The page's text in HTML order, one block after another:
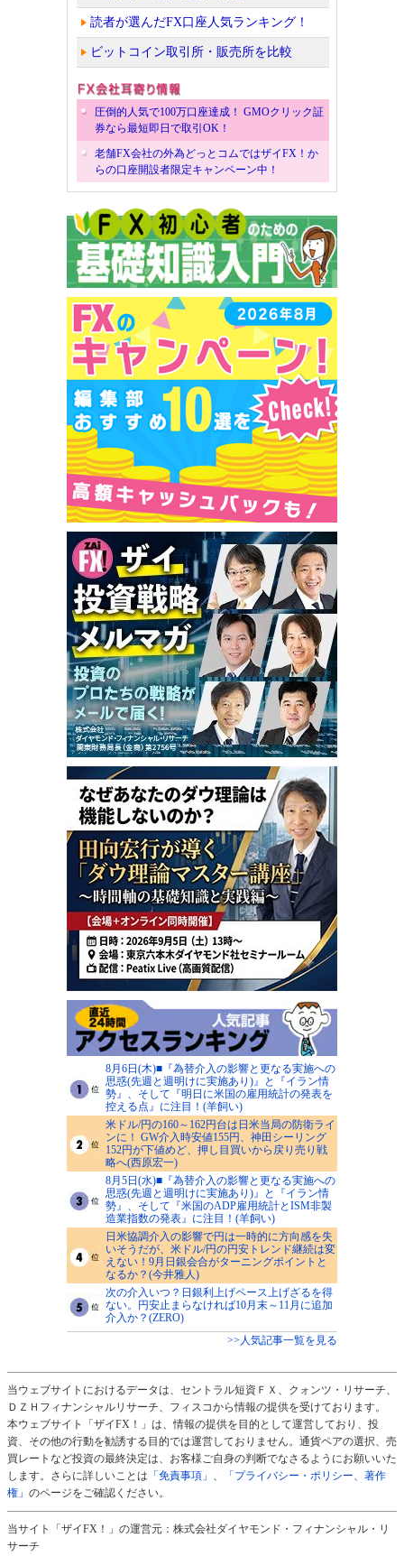
読者が選んだFX口座人気ランキング！
ビットコイン取引所・販売所を比較
圧倒的人気で100万口座達成！ GMOクリック証
券なら最短即日で取引OK！
老舗FX会社の外為どっとコムではザイFX！か
らの口座開設者限定キャンペーン中！
8月6日(木)■『為替介入の影響と更なる実施への
思惑(先週と週明けに実施あり)』と『イラン情
勢』、そして『明日に米国の雇用統計の発表を
控える点』に注目！(羊飼い)
米ドル/円の160～162円台は日米当局の防衛ライ
ンに！ GW介入時安値155円、神田シーリング
152円が下値めど、押し目買いから戻り売り戦
略へ(西原宏一)
8月5日(水)■『為替介入の影響と更なる実施への
思惑(先週と週明けに実施あり)』と『イラン情
勢』、そして『米国のADP雇用統計とISM非製
造業指数の発表』に注目！(羊飼い)
日米協調介入の影響で円は一時的に方向感を失
いそうだが、米ドル/円の円安トレンド継続は変
えない！9月日銀会合がターニングポイントと
なるか？(今井雅人)
次の介入いつ？日銀利上げペース上げざるを得
ない。円安止まらなければ10月末～11月に追加
介入か？(ZERO)
>>人気記事一覧を見る
当ウェブサイトにおけるデータは、セントラル短資ＦＸ、クォンツ・リサーチ、
ＤＺＨフィナンシャルリサーチ、フィスコから情報の提供を受けております。
本ウェブサイト「ザイFX！」は、情報の提供を目的として運営しており、投
資、その他の行動を勧誘する目的では運営しておりません。通貨ペアの選択、売
買レートなど投資の最終決定は、お客様ご自身の判断でなさるようにお願いいた
します。さらに詳しいことは 「免責事項」 、
「プライバシー・ポリシー、著作
権」 のページをご確認ください。
当サイト「ザイFX！」の運営元：株式会社ダイヤモンド・フィナンシャル・リ
サーチ